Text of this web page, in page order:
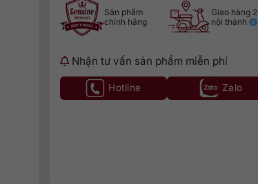
Sản phẩm
chính hãng
Giao hàng
nội thành
Nhận tư vấn sản phẩm miễn phí
Hotline Zalo